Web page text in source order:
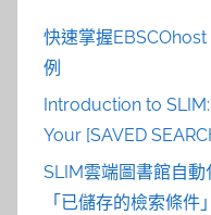
快速掌握
例
Introduction to
Your [SAVED
SLIM雲端圖書館自
「已儲存的檢索條件」